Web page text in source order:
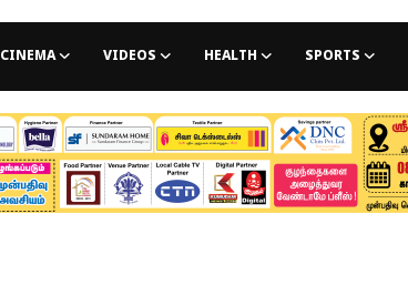
CINEMA VIDEOS HEALTH SPORTS